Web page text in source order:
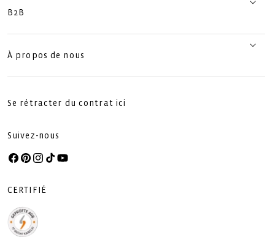
B2B
À propos de nous
Se rétracter du contrat ici
Suivez-nous
Facebook
Pinterest
Instagram
TikTokYouTube
CERTIFIÉ